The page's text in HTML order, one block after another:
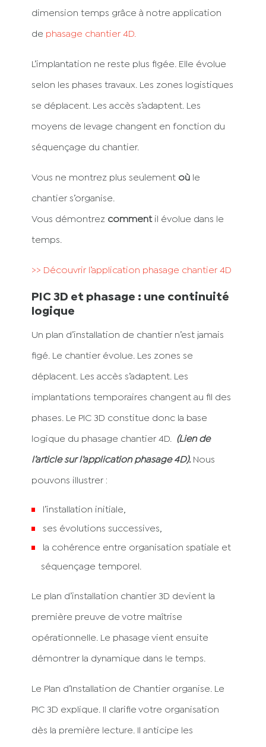
dimension temps grâce à notre application
de phasage chantier 4D.
L’implantation ne reste plus figée. Elle évolue
selon les phases travaux. Les zones logistiques
se déplacent. Les accès s’adaptent. Les
moyens de levage changent en fonction du
séquençage du chantier.
Vous ne montrez plus seulement oùle
chantier s’organise.
Vous démontrez commentil évolue dans le
temps.
>> Découvrir l’application phasage chantier 4D
PIC 3D et phasage : une continuité
logique
Un plan d’installation de chantier n’est jamais
figé. Le chantier évolue. Les zones se
déplacent. Les accès s’adaptent. Les
implantations temporaires changent au fil des
phases. Le PIC 3D constitue donc la base
logique du phasage chantier 4D. (Lien de
l’article sur l’application phasage 4D).Nous
pouvons illustrer :
l’installation initiale,
ses évolutions successives,
la cohérence entre organisation spatiale et
séquençage temporel.
Le plan d’installation chantier 3D devient la
première preuve de votre maîtrise
opérationnelle. Le phasage vient ensuite
démontrer la dynamique dans le temps.
Le Plan d’Installation de Chantier organise. Le
PIC 3D explique. Il clarifie votre organisation
dès la première lecture. Il anticipe les